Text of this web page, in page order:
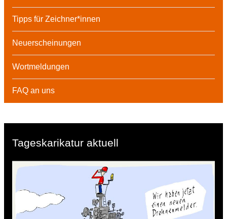
Tipps für Zeichner*innen
Neuerscheinungen
Wortmeldungen
FAQ an uns
Tageskarikatur aktuell